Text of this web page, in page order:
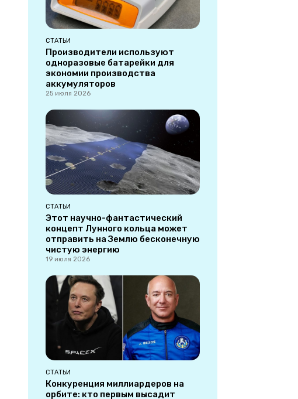
СТАТЬИ
Производители используют
одноразовые батарейки для
экономии производства
аккумуляторов
25 июля 2026
СТАТЬИ
Этот научно-фантастический
концепт Лунного кольца может
отправить на Землю бесконечную
чистую энергию
19 июля 2026
СТАТЬИ
Конкуренция миллиардеров на
орбите: кто первым высадит